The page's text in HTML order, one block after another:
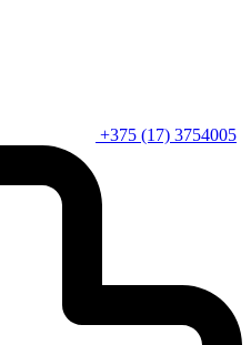
+375 (17) 3754005